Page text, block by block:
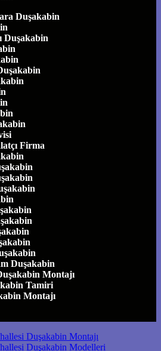
Duşakabin
Duşakabin
Firma
Duşakabin
Montajı
Tamiri
Montajı
Duşakabin Montajı
Duşakabin Modelleri